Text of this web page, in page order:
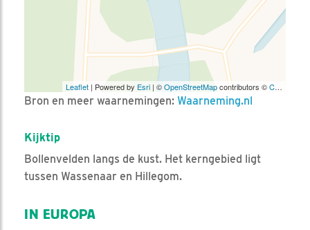
Leaflet | Powered by Esri | ©OpenStreetMapcontributors ©CARTO
Bron en meer waarnemingen: Waarneming.nl
Kijktip
Bollenvelden langs de kust. Het kerngebied ligt
tussen Wassenaar en Hillegom.
IN EUROPA